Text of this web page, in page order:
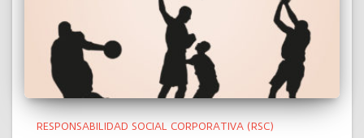
RESPONSABILIDAD SOCIAL CORPORATIVA (RSC)